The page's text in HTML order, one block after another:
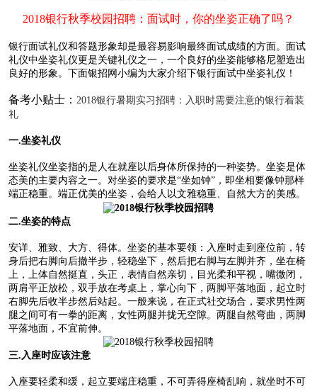
2018银行秋季校园招聘：面试时，你的坐姿正确了吗？
银行面试礼仪和答题形象却是最容易影响最终面试成绩的方面。面试
礼仪中坐姿礼仪更是关键礼仪之一，一个良好的坐姿能够格尼塑造出
良好的形象。下面银招网小编为大家介绍下银行面试中坐姿礼仪！
备考小贴士： 2018银行暑期实习招聘：入职时需要注意的银行着装
礼
一.坐姿礼仪
坐姿礼仪坐姿指的是人在就座以后身体所保持的一种姿势。坐姿是体
态美的主要内容之一。对坐姿的要求是“坐如钟”，即坐相要像钟那样
端正稳重。端正优美的坐姿，会给人以文雅稳重、自然大方的美感。
二.坐姿的特点
安详、雅致、大方、得体。坐姿的基本要领：入座时走到座位前，转
身后把右脚向后撤半步，轻稳坐下，然后把右脚与左脚并齐，坐在椅
上，上体自然挺直，头正，表情自然亲切，目光柔和平视，嘴微闭，
两肩平正放松，双手放在考桌上，掌心向下，两脚平落地面，起立时
右脚先后收半步然后站起。一般来说，在正式社交场合，要求男性两
腿之间可有一拳的距离，女性两腿并拢无空隙。两腿自然弯曲，两脚
平落地面，不宜前伸。
三.入座时应该注意
入座要轻柔和缓，起立要端庄稳重，不可弄得座椅乱响，就坐时不可